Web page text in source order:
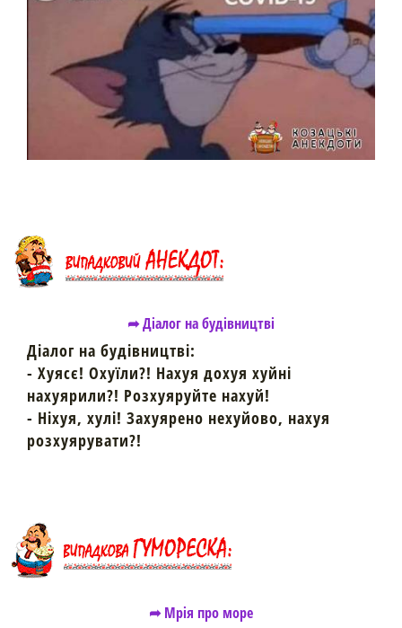
➦ Діалог на будівництві
Діалог на будівництві:
- Хуясє! Охуїли?! Нахуя дохуя хуйні
нахуярили?! Розхуяруйте нахуй!
- Ніхуя, хулі! Захуярено нехуйово, нахуя
розхуярувати?!
➦ Мрія про море